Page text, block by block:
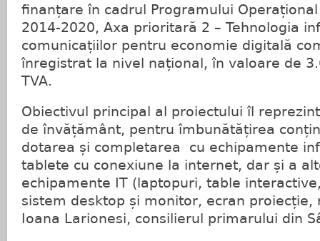
finanțare în cadrul Programului
2014-2020, Axa prioritară 2 – Tehnologia
comunicațiilor pentru economie digitală
înregistrat la nivel național, în valoare de
TVA.
Obiectivul principal al proiectului îl
de învățământ, pentru îmbunătățirea
dotarea și completarea cu echipamente
tablete cu conexiune la internet, dar și a
echipamente IT (laptopuri, table
sistem desktop și monitor, ecran proiecție,
Ioana Larionesi, consilierul primarului din